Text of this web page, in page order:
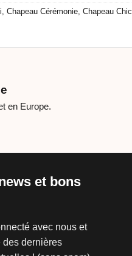
Chapeau Cérémonie Chapeau Chic
en Europe.
et bons
avec nous et
des dernières